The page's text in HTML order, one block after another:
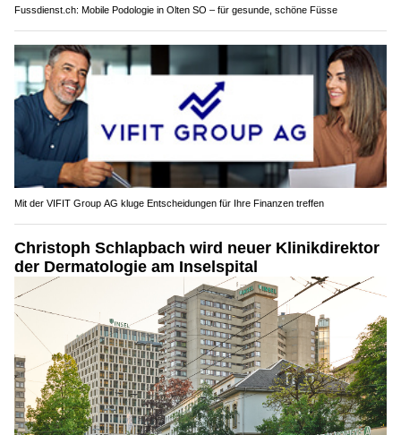
Fussdienst.ch: Mobile Podologie in Olten SO – für gesunde, schöne Füsse
Mit der VIFIT Group AG kluge Entscheidungen für Ihre Finanzen treffen
Christoph Schlapbach wird neuer Klinikdirektor
der Dermatologie am Inselspital